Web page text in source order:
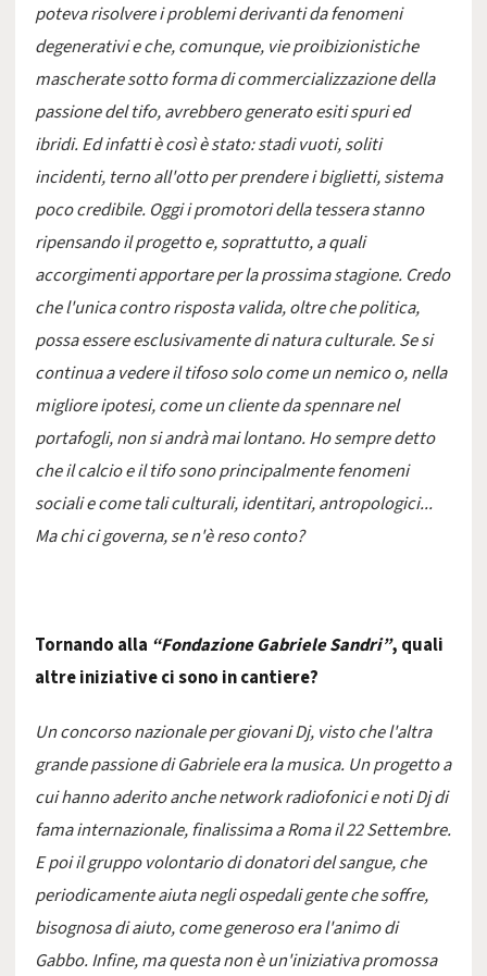
poteva risolvere i problemi derivanti da fenomeni
degenerativi e che, comunque, vie proibizionistiche
mascherate sotto forma di commercializzazione della
passione del tifo, avrebbero generato esiti spuri ed
ibridi. Ed infatti è così è stato: stadi vuoti, soliti
incidenti, terno all'otto per prendere i biglietti, sistema
poco credibile. Oggi i promotori della tessera stanno
ripensando il progetto e, soprattutto, a quali
accorgimenti apportare per la prossima stagione. Credo
che l'unica contro risposta valida, oltre che politica,
possa essere esclusivamente di natura culturale. Se si
continua a vedere il tifoso solo come un nemico o, nella
migliore ipotesi, come un cliente da spennare nel
portafogli, non si andrà mai lontano. Ho sempre detto
che il calcio e il tifo sono principalmente fenomeni
sociali e come tali culturali, identitari, antropologici...
Ma chi ci governa, se n'è reso conto?
Tornando alla “Fondazione Gabriele Sandri”, quali
altre iniziative ci sono in cantiere?
Un concorso nazionale per giovani Dj, visto che l'altra
grande passione di Gabriele era la musica. Un progetto a
cui hanno aderito anche network radiofonici e noti Dj di
fama internazionale, finalissima a Roma il 22 Settembre.
E poi il gruppo volontario di donatori del sangue, che
periodicamente aiuta negli ospedali gente che soffre,
bisognosa di aiuto, come generoso era l'animo di
Gabbo. Infine, ma questa non è un'iniziativa promossa